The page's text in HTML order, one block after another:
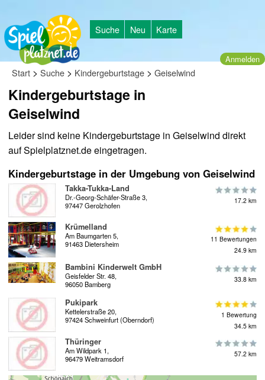
Suche Neu Karte
Anmelden
Start > Suche > Kindergeburtstage > Geiselwind
Kindergeburtstage in
Geiselwind
Leider sind keine Kindergeburtstage in Geiselwind direkt
auf Spielplatznet.de eingetragen.
Kindergeburtstage in der Umgebung von Geiselwind
Takka-Tukka-Land
Dr.-Georg-Schäfer-Straße 3,
97447 Gerolzhofen
17.2 km
Krümelland
Am Baumgarten 5,
91463 Dietersheim
11 Bewertungen
24.9 km
Bambini Kinderwelt GmbH
Geisfelder Str. 48,
96050 Bamberg
33.8 km
Pukipark
Kettelerstraße 20,
97424 Schweinfurt (Oberndorf)
1 Bewertung
34.5 km
Thüringer
Am Wildpark 1,
96479 Weitramsdorf
57.2 km